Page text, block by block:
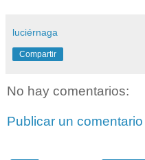
luciérnaga
Compartir
No hay comentarios:
Publicar un comentario